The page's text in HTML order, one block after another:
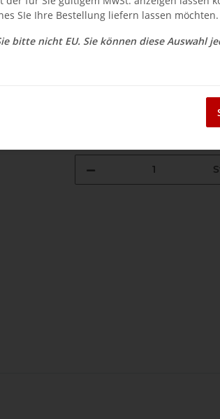
$ 5.46
inkl. 19% USt. , zzgl.Versand
(DE -
SIe Ihre Bestellung liefern lassen möchten.
bitte nicht EU. Sie können diese Auswahl